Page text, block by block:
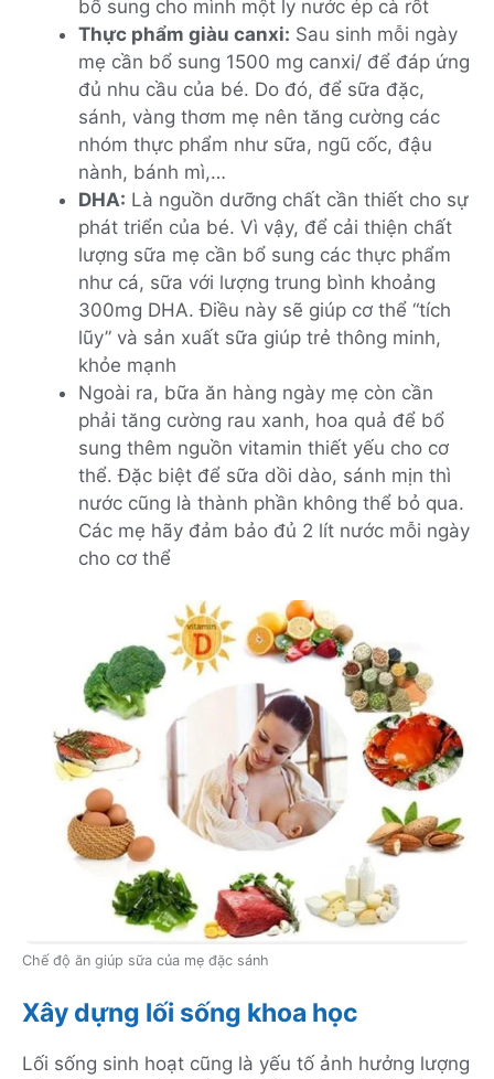
bổ sung cho mình một ly nước ép cà rốt
Thực phẩm giàu canxi: Sau sinh mỗi ngày
mẹ cần bổ sung 1500 mg canxi/ để đáp ứng
đủ nhu cầu của bé. Do đó, để sữa đặc,
sánh, vàng thơm mẹ nên tăng cường các
nhóm thực phẩm như sữa, ngũ cốc, đậu
nành, bánh mì,…
DHA: Là nguồn dưỡng chất cần thiết cho sự
phát triển của bé. Vì vậy, để cải thiện chất
lượng sữa mẹ cần bổ sung các thực phẩm
như cá, sữa với lượng trung bình khoảng
300mg DHA. Điều này sẽ giúp cơ thể “tích
lũy” và sản xuất sữa giúp trẻ thông minh,
khỏe mạnh
Ngoài ra, bữa ăn hàng ngày mẹ còn cần
phải tăng cường rau xanh, hoa quả để bổ
sung thêm nguồn vitamin thiết yếu cho cơ
thể. Đặc biệt để sữa dồi dào, sánh mịn thì
nước cũng là thành phần không thể bỏ qua.
Các mẹ hãy đảm bảo đủ 2 lít nước mỗi ngày
cho cơ thể
Chế độ ăn giúp sữa của mẹ đặc sánh
Xây dựng lối sống khoa học
Lối sống sinh hoạt cũng là yếu tố ảnh hưởng lượng